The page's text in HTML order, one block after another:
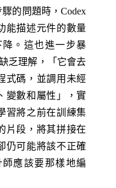
的問題時，Codex
能描述元件的數量
。這也進一步暴
乏理解，「它會去
式碼，並調用未經
變數和屬性」，實
習將之前在訓練集
片段，將其拼接在
仍可能將該不正確
應該要那樣地編